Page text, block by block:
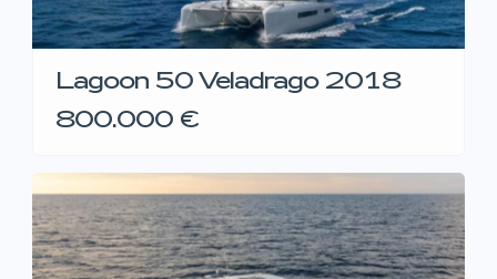
Lagoon 50 Veladrago 2018
800.000 €